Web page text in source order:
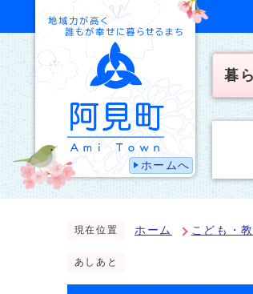
ホームへ
暮
現在位置 ホーム こども・
あしあと